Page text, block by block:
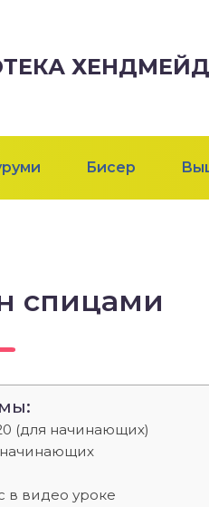
Бисер
спицами
(для начинающих)
начинающих
в видео уроке